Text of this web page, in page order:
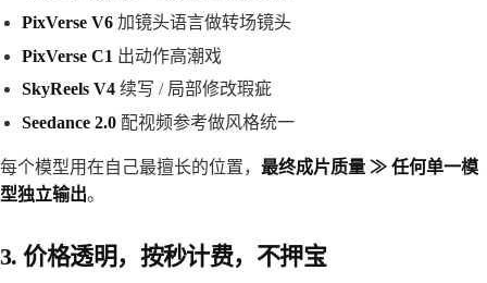
PixVerse V6 加镜头语言做转场镜头
PixVerse C1 出动作高潮戏
SkyReels V4 续写 / 局部修改瑕疵
Seedance 2.0 配视频参考做风格统一
每个模型用在自己最擅长的位置， 最终成片质量 ≫ 任何单一模
型独立输出。
3. 价格透明，按秒计费，不押宝